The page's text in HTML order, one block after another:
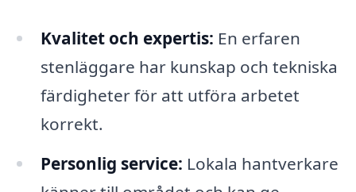
Kvalitet och expertis: En erfaren
stenläggare har kunskap och tekniska
färdigheter för att utföra arbetet
korrekt.
Personlig service: Lokala hantverkare